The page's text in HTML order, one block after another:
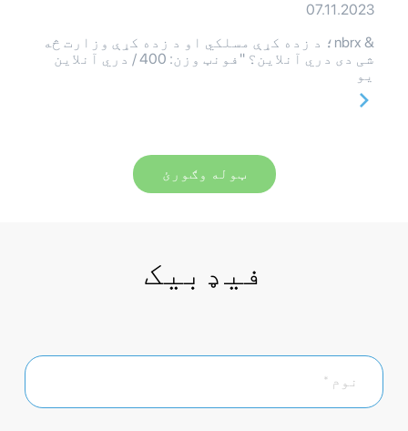
07.11.2023
& nbrx؛ د زده کړې مسلکي او د زده کړې وزارت څه
شی دی دري آنلاین؟ "فونټ وزن: 400 / دري آنلاین
یو
ټوله وګورئ
فیډبیک